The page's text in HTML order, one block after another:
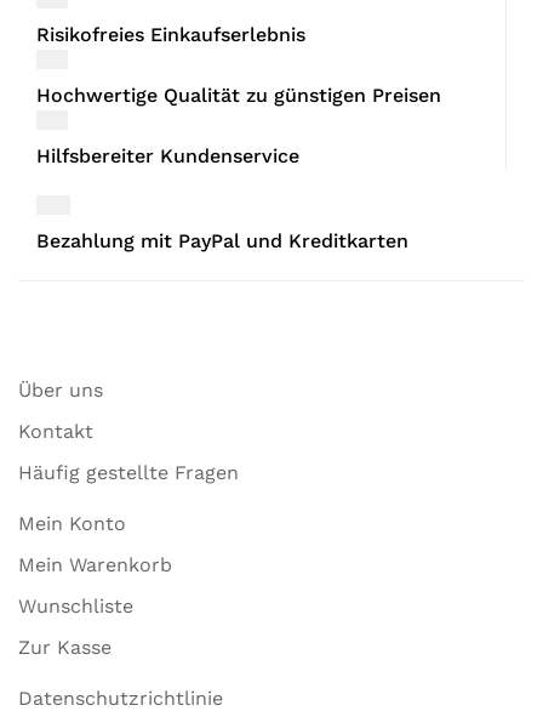
Risikofreies Einkaufserlebnis
Hochwertige Qualität zu günstigen Preisen
Hilfsbereiter Kundenservice
Bezahlung mit PayPal und Kreditkarten
Über uns
Kontakt
Häufig gestellte Fragen
Mein Konto
Mein Warenkorb
Wunschliste
Zur Kasse
Datenschutzrichtlinie